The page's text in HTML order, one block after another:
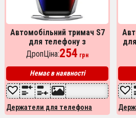
Автомобільний тримач S7
для телефону з
бездротовим швидким
заряджання flying wings.
Колір: срібний
ДропЦіна:254 грн
Немає в наявності
Держатели для телефона